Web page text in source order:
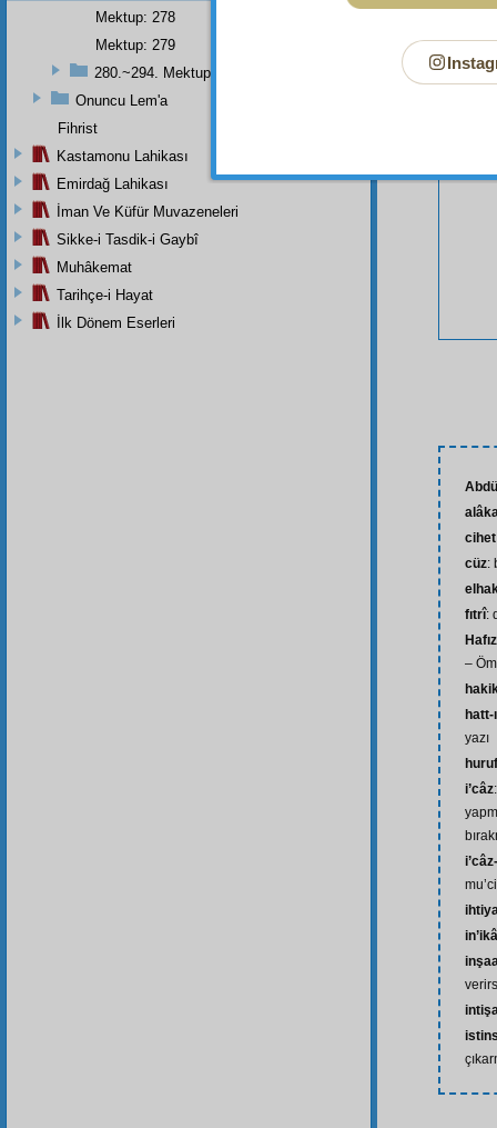
cihet
cüz:
fıtrî:
–
hatt-
yazı
i’câz
Mektup: 278
Mektup: 279
280.~294. Mektuplar
Onuncu Lem'a
Fihrist
Kastamonu Lahikası
Emirdağ Lahikası
İman Ve Küfür Muvazeneleri
Sikke-i Tasdik-i Gaybî
Muhâkemat
Tarihçe-i Hayat
İlk Dönem Eserleri